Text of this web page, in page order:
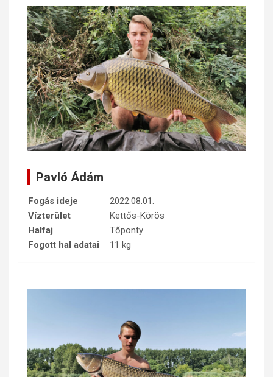
Pavló Ádám
Fogás ideje
2022.08.01.
Vízterület
Kettős-Körös
Halfaj
Tőponty
Fogott hal adatai
11 kg